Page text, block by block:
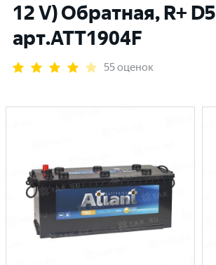
12 V) Обратная, R+ D5
арт.ATT1904F
55 оценок